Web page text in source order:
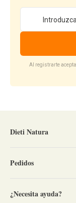
Al registrarte
Dieti Natura
Pedidos
¿Necesita ayuda?